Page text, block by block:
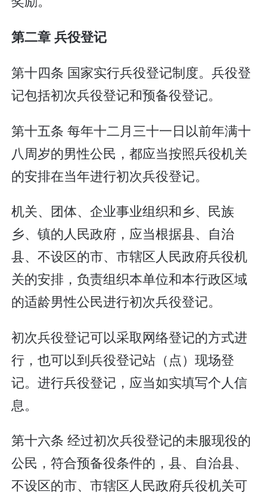
第二章 兵役登记
第十四条 国家实行兵役登记制度。兵役登
记包括初次兵役登记和预备役登记。
第十五条 每年十二月三十一日以前年满十
八周岁的男性公民，都应当按照兵役机关
的安排在当年进行初次兵役登记。
机关、团体、企业事业组织和乡、民族
乡、镇的人民政府，应当根据县、自治
县、不设区的市、市辖区人民政府兵役机
关的安排，负责组织本单位和本行政区域
的适龄男性公民进行初次兵役登记。
初次兵役登记可以采取网络登记的方式进
行，也可以到兵役登记站（点）现场登
记。进行兵役登记，应当如实填写个人信
息。
第十六条 经过初次兵役登记的未服现役的
公民，符合预备役条件的，县、自治县、
不设区的市、市辖区人民政府兵役机关可